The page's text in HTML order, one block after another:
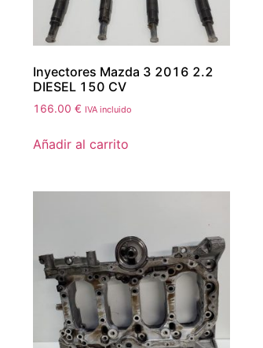
Inyectores Mazda 3 2016 2.2
DIESEL 150 CV
166.00 € IVA incluido
Añadir al carrito